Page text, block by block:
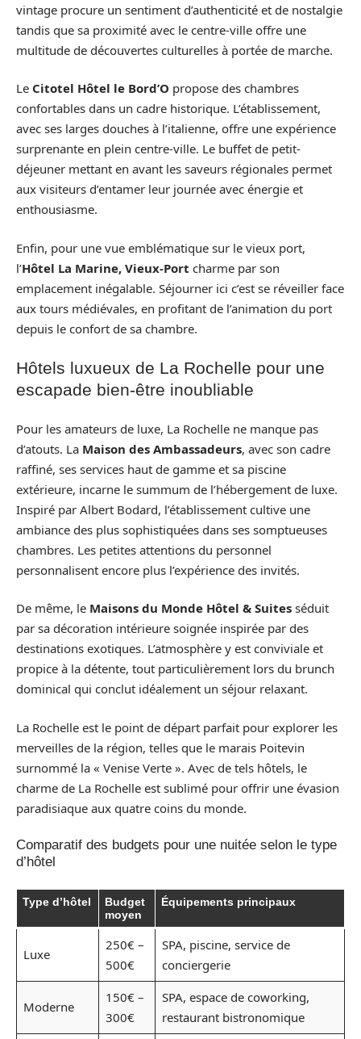
vintage procure un sentiment d’authenticité et de nostalgie
tandis que sa proximité avec le centre-ville offre une
multitude de découvertes culturelles à portée de marche.
Le Citotel Hôtel le Bord’O propose des chambres
confortables dans un cadre historique. L’établissement,
avec ses larges douches à l’italienne, offre une expérience
surprenante en plein centre-ville. Le buffet de petit-
déjeuner mettant en avant les saveurs régionales permet
aux visiteurs d’entamer leur journée avec énergie et
enthousiasme.
Enfin, pour une vue emblématique sur le vieux port,
l’Hôtel La Marine, Vieux-Port charme par son
emplacement inégalable. Séjourner ici c’est se réveiller face
aux tours médiévales, en profitant de l’animation du port
depuis le confort de sa chambre.
Hôtels luxueux de La Rochelle pour une
escapade bien-être inoubliable
Pour les amateurs de luxe, La Rochelle ne manque pas
d’atouts. La Maison des Ambassadeurs, avec son cadre
raffiné, ses services haut de gamme et sa piscine
extérieure, incarne le summum de l’hébergement de luxe.
Inspiré par Albert Bodard, l’établissement cultive une
ambiance des plus sophistiquées dans ses somptueuses
chambres. Les petites attentions du personnel
personnalisent encore plus l’expérience des invités.
De même, le Maisons du Monde Hôtel & Suites séduit
par sa décoration intérieure soignée inspirée par des
destinations exotiques. L’atmosphère y est conviviale et
propice à la détente, tout particulièrement lors du brunch
dominical qui conclut idéalement un séjour relaxant.
La Rochelle est le point de départ parfait pour explorer les
merveilles de la région, telles que le marais Poitevin
surnommé la « Venise Verte ». Avec de tels hôtels, le
charme de La Rochelle est sublimé pour offrir une évasion
paradisiaque aux quatre coins du monde.
Comparatif des budgets pour une nuitée selon le type
d’hôtel
Type d’hôtel
Budget
moyen
Équipements principaux
Luxe
250€ –
500€
SPA, piscine, service de
conciergerie
Moderne
150€ –
300€
SPA, espace de coworking,
restaurant bistronomique